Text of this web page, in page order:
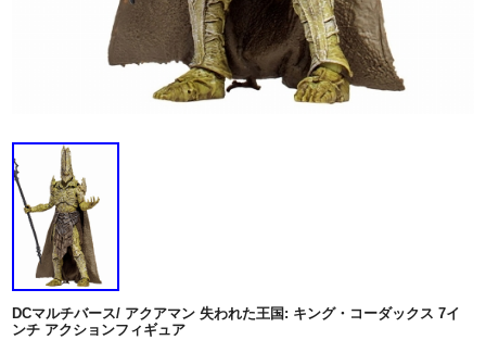
DCマルチバース/ アクアマン 失われた王国: キング・コーダックス 7イ
ンチ アクションフィギュア